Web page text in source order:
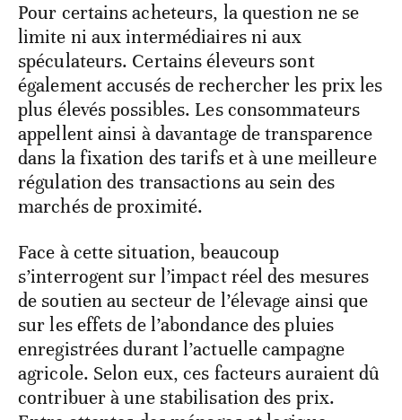
Pour certains acheteurs, la question ne se
limite ni aux intermédiaires ni aux
spéculateurs. Certains éleveurs sont
également accusés de rechercher les prix les
plus élevés possibles. Les consommateurs
appellent ainsi à davantage de transparence
dans la fixation des tarifs et à une meilleure
régulation des transactions au sein des
marchés de proximité.
Face à cette situation, beaucoup
s’interrogent sur l’impact réel des mesures
de soutien au secteur de l’élevage ainsi que
sur les effets de l’abondance des pluies
enregistrées durant l’actuelle campagne
agricole. Selon eux, ces facteurs auraient dû
contribuer à une stabilisation des prix.